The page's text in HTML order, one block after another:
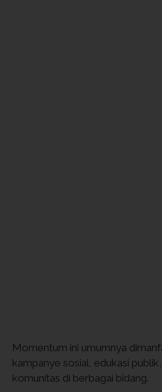
Momentum ini umumnya
kampanye sosial, edukasi
komunitas di berbagai bidang.